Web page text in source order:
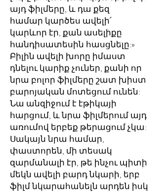
այդ ֆիլմերը, և դա քեզ
համար կարծես ավելի՛
կարևոր էր, քան ասելիքը
հանդիսատեսին հասցնելը:»
Բիլին ավելի խորը իմաստ
դնելու կարիք չուներ, քանի որ
նրա բոլոր ֆիլմերը շատ խիստ
բարոյական մոտեցում ունեն:
Նա անզիջում է էթիկայի
հարցում, և նրա ֆիլմերում այդ
առումով երբեք թերացում չկա:
Սակայն նրա համար,
փաստորեն, մի տեսակ
զարմանալի էր, թե ինչու պիտի
մեկն ավելի բարդ նկարի, երբ
ֆիլմ նկարահանելն արդեն իսկ